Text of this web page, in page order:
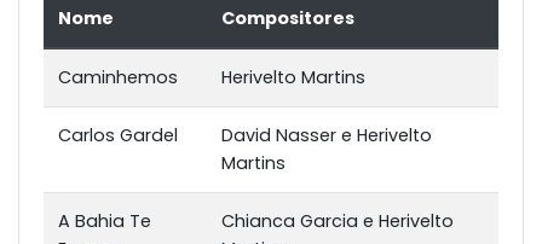
Nome Compositores
Caminhemos Herivelto Martins
Carlos Gardel
David Nasser e Herivelto
Martins
A Bahia Te
Chianca Garcia e Herivelto